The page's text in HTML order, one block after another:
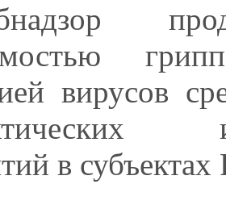
вирусов
в